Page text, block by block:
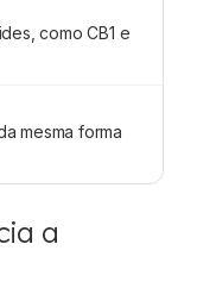
como CB1 e
mesma forma
a